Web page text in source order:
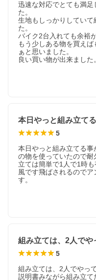
迅速な対応でとても満
た。
生地もしっかりしてい
た。
バイク2台入れても余裕
もう少しある物を買え
ぁと思いました。
良い買い物が出来ました
5
本日やっと組み立てる
の物を使っていたので
立ては簡単で1人で1時
風です飛ばされるので
す。
5
組み立ては、2人でやっ
説明書みながら組み立て